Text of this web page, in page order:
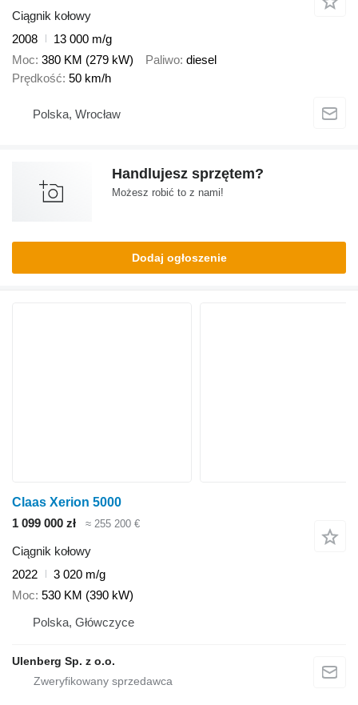
Ciągnik kołowy
2008
13 000 m/g
Moc 380 KM (279 kW) Paliwo diesel
Prędkość 50 km/h
Polska, Wrocław
Handlujesz sprzętem?
Możesz robić to z nami!
Dodaj ogłoszenie
Claas Xerion 5000
1 099 000 zł
≈ 255 200 €
Ciągnik kołowy
2022
3 020 m/g
Moc 530 KM (390 kW)
Polska, Główczyce
Ulenberg Sp. z o.o.